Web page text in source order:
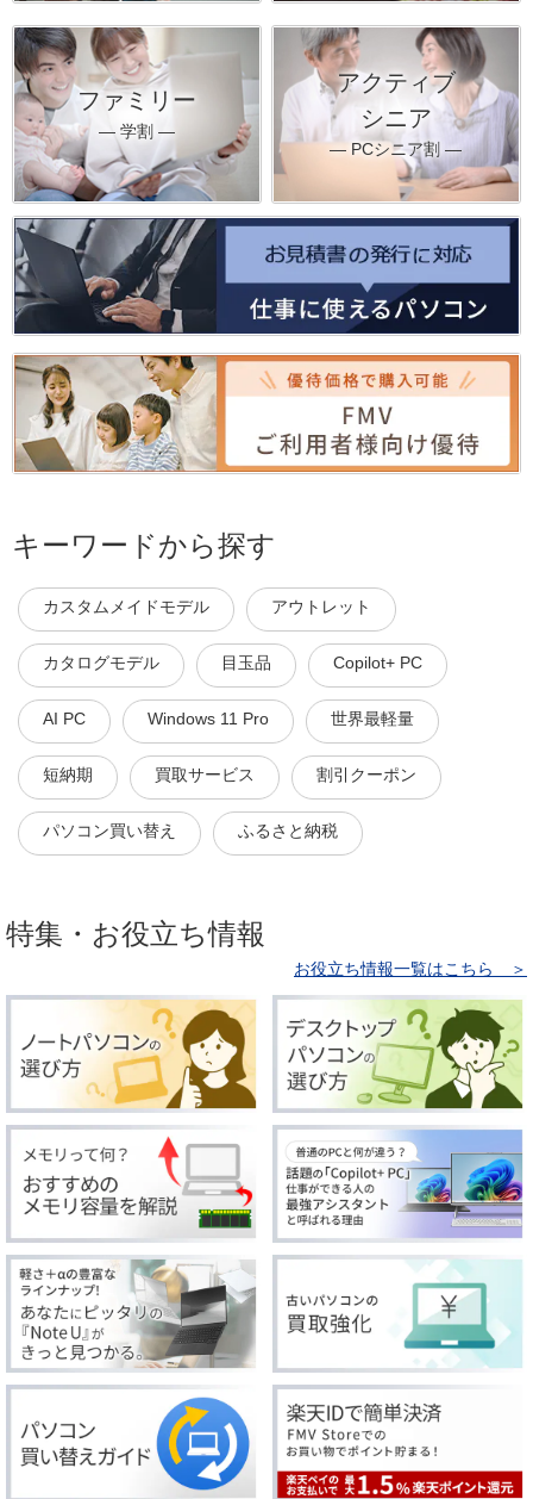
ファミリー
― 学割 ―
アクティブ
シニア
― PCシニア割 ―
キーワードから探す
カスタムメイドモデル アウトレット
カタログモデル 目玉品 Copilot+ PC
AI PC Windows 11 Pro 世界最軽量
短納期 買取サービス 割引クーポン
パソコン買い替え ふるさと納税
特集・お役立ち情報
お役立ち情報一覧はこちら ＞